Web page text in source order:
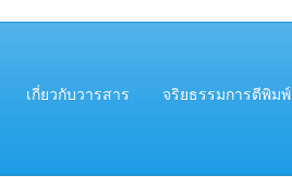
เกี่ยวกับวารสาร จริยธรรมการตีพิมพ์